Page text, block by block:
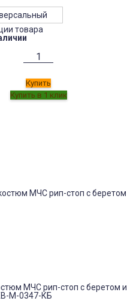
товара
Купить
МЧС рип-стоп с беретом и
M-0347-КБ